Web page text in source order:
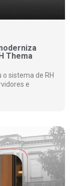
Thema
sistema de RH
e